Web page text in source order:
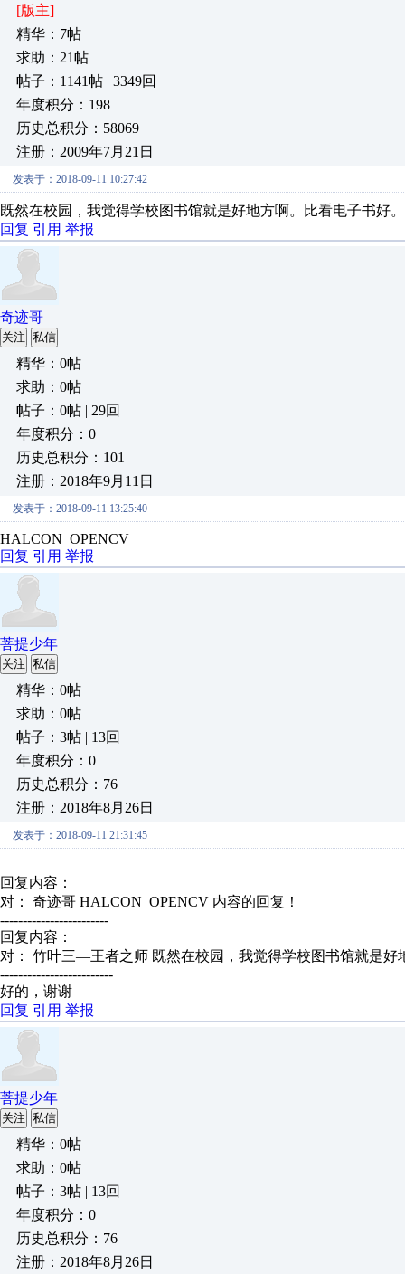
[版主]
精华：7帖
求助：21帖
帖子：1141帖 | 3349回
年度积分：198
历史总积分：58069
注册：2009年7月21日
发表于：2018-09-11 10:27:42
既然在校园，我觉得学校图书馆就是好地方啊。比看电子书好
回复 引用 举报
奇迹哥
关注 私信
精华：0帖
求助：0帖
帖子：0帖 | 29回
年度积分：0
历史总积分：101
注册：2018年9月11日
发表于：2018-09-11 13:25:40
HALCON OPENCV
回复 引用 举报
菩提少年
关注 私信
精华：0帖
求助：0帖
帖子：3帖 | 13回
年度积分：0
历史总积分：76
注册：2018年8月26日
发表于：2018-09-11 21:31:45
回复内容：
对： 奇迹哥 HALCON OPENCV 内容的回复！
------------------------
回复内容：
对： 竹叶三—王者之师 既然在校园，我觉得学校图书馆就是
-------------------------
好的，谢谢
回复 引用 举报
菩提少年
关注 私信
精华：0帖
求助：0帖
帖子：3帖 | 13回
年度积分：0
历史总积分：76
注册：2018年8月26日